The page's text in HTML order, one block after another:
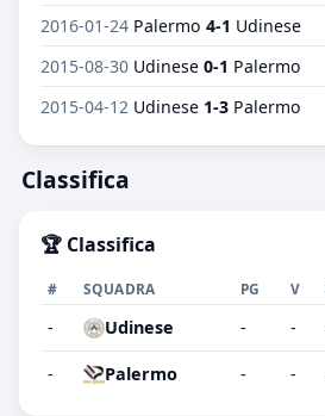
2016-01-24 Palermo 4-1 Udinese
2015-08-30 Udinese 0-1 Palermo
2015-04-12 Udinese 1-3 Palermo
Classifica
🏆 Classifica
# SQUADRA PG V
- Udinese - -
- Palermo - -